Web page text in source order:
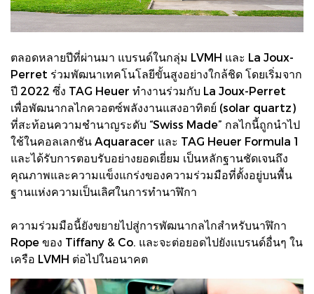
ตลอดหลายปีที่ผ่านมา แบรนด์ในกลุ่ม LVMH และ La Joux-
Perret ร่วมพัฒนาเทคโนโลยีขั้นสูงอย่างใกล้ชิด โดยเริ่มจาก
ปี 2022 ซึ่ง TAG Heuer ทำงานร่วมกับ La Joux-Perret
เพื่อพัฒนากลไกควอตซ์พลังงานแสงอาทิตย์ (solar quartz)
ที่สะท้อนความชำนาญระดับ “Swiss Made” กลไกนี้ถูกนำไป
ใช้ในคอลเลกชัน Aquaracer และ TAG Heuer Formula 1
และได้รับการตอบรับอย่างยอดเยี่ยม เป็นหลักฐานชัดเจนถึง
คุณภาพและความแข็งแกร่งของความร่วมมือที่ตั้งอยู่บนพื้น
ฐานแห่งความเป็นเลิศในการทำนาฬิกา
ความร่วมมือนี้ยังขยายไปสู่การพัฒนากลไกสำหรับนาฬิกา
Rope ของ Tiffany & Co. และจะต่อยอดไปยังแบรนด์อื่นๆ ใน
เครือ LVMH ต่อไปในอนาคต